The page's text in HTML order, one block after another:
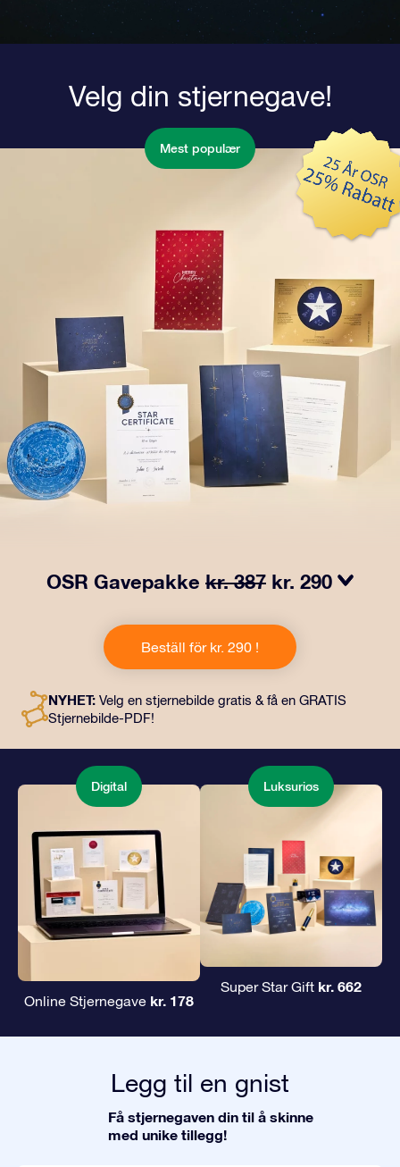
Velg din stjernegave!
Mest populær
OSR Gavepakke kr. 387 kr. 290
gaven inkluderer en vakker konvolutt og personlige
dokumenter som kan sendes til en adresse etter eget
valg, samt digitale dokumenter og gratis bruk av våre
til venner og kjære på.
Beställ för kr. 290 !
NYHET: Velg en stjernebilde gratis & få en GRATIS
Stjernebilde-PDF!
Digital
Online Stjernegave kr. 178
Luksuriøs
Super Star Gift kr. 662
Legg til en gnist
Få stjernegaven din til å skinne
med unike tillegg!